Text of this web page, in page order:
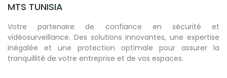
MTS TUNISIA
Votre partenaire de confiance en sécurité et
vidéosurveillance. Des solutions innovantes, une expertise
inégalée et une protection optimale pour assurer la
tranquillité de votre entreprise et de vos espaces.